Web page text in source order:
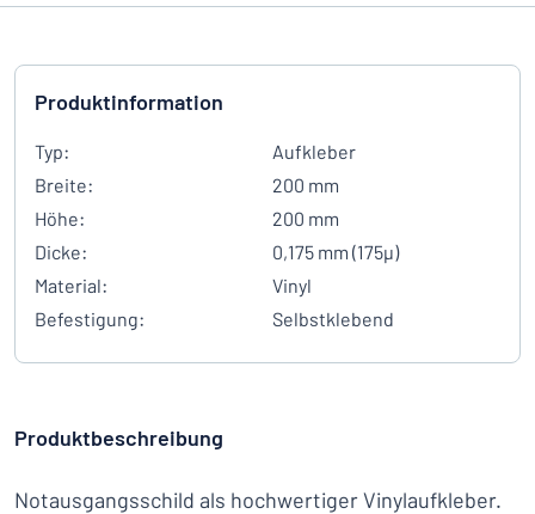
Produktinformation
Typ:
Aufkleber
Breite:
200 mm
Höhe:
200 mm
Dicke:
0,175 mm (175µ)
Material:
Vinyl
Befestigung:
Selbstklebend
Produktbeschreibung
Notausgangsschild als hochwertiger Vinylaufkleber.